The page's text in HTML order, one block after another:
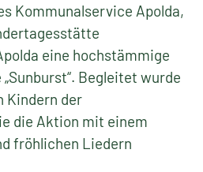
Kommunalservice Apolda,
eine hochstämmige
Begleitet wurde
Kindern der
die Aktion mit einem
fröhlichen Liedern